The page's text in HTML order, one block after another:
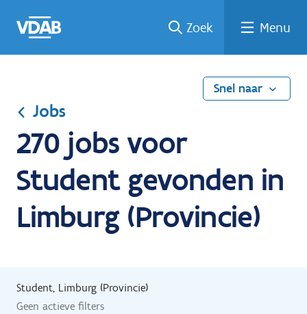
naar
een
een
job
naar
Zoek Menu
Snel naar
Jobs
270 jobs voor
Student gevonden in
Limburg (Provincie)
Student, Limburg (Provincie)
Geen actieve filters